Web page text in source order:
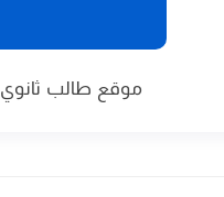
موقع طالب ثانوي